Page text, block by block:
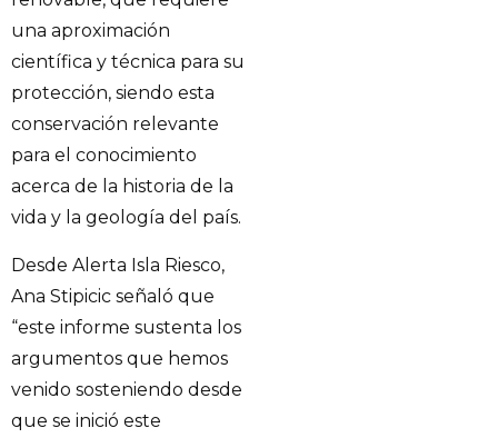
una aproximación
científica y técnica para su
protección, siendo esta
conservación relevante
para el conocimiento
acerca de la historia de la
vida y la geología del país.
Desde Alerta Isla Riesco,
Ana Stipicic señaló que
“este informe sustenta los
argumentos que hemos
venido sosteniendo desde
que se inició este